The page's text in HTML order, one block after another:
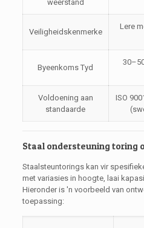
weerstand
Veiligheidskenmerke
Lere
Byeenkoms Tyd
Voldoening aan
standaarde
ISO
Staal ondersteuning toring
Staalsteuntorings kan vir
met variasies in hoogte, laai
Hieronder is 'n voorbeeld van
toepassing: